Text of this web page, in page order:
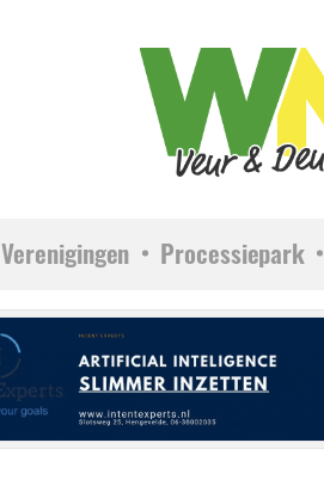
Verenigingen Processiepark